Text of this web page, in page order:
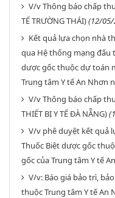
V/v Thông báo chấp
TẾ TRƯỜNG THÁI)(12/
Kết quả lựa chọn nhà
qua Hệ thống mạng đấu
dược gốc thuộc dự toán
Trung tâm Y tế An Nhơn
V/v Thông báo chấp
THIẾT BỊ Y TẾ ĐÀ NẴNG)
V/v phê duyệt kết quả
Thuốc Biệt dược gốc
gốc của Trung tâm Y tế
V/v: Báo giá bảo trì,
thuộc Trung tâm Y tế An